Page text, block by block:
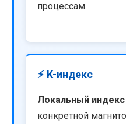
процессам.
⚡ K-индекс
Локальный индекс
конкретной